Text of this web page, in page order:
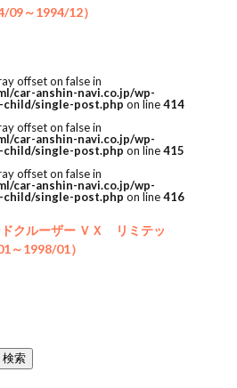
09～1994/12）
offset on false in
car-anshin-navi.co.jp/wp-
single-post.php on line414
offset on false in
car-anshin-navi.co.jp/wp-
single-post.php on line415
offset on false in
car-anshin-navi.co.jp/wp-
single-post.php on line416
ドクルーザー ＶＸ リミテッ
～1998/01）
検索